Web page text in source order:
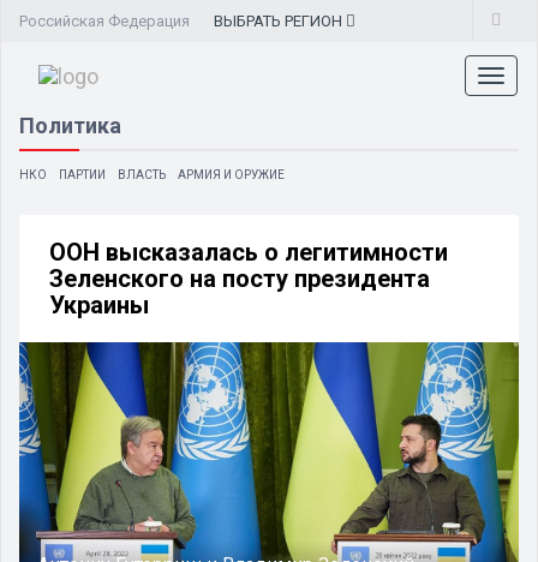
Российская Федерация ВЫБРАТЬ РЕГИОН
Политика
НКО ПАРТИИ ВЛАСТЬ АРМИЯ И ОРУЖИЕ
ООН высказалась о легитимности
Зеленского на посту президента
Украины